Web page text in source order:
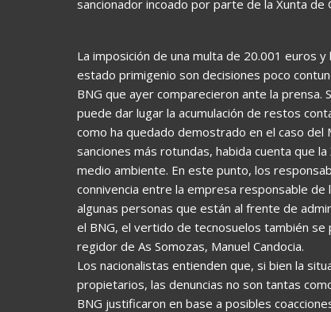
sancionador incoado por parte de la Xunta de
La imposición de una multa de 20.001 euros
estado primigenio son decisiones poco
BNG que ayer comparecieron ante la prensa.
puede dar lugar la acumulación de restos
como ha quedado demostrado en el caso
sanciones más rotundas, habida cuenta que
medio ambiente. En este punto, los
connivencia entre la empresa responsable
algunas personas que están al frente de
el BNG, el vertido de tecnosuelos también se
regidor de As Somozas, Manuel Candocia.
Los nacionalistas entienden que, si bien la
propietarios, las denuncias no son tantas
BNG justificaron en base a posibles